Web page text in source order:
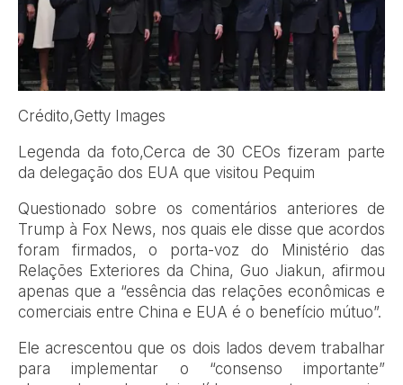
Crédito,Getty Images
Legenda da foto,Cerca de 30 CEOs fizeram parte
da delegação dos EUA que visitou Pequim
Questionado sobre os comentários anteriores de
Trump à Fox News, nos quais ele disse que acordos
foram firmados, o porta-voz do Ministério das
Relações Exteriores da China, Guo Jiakun, afirmou
apenas que a “essência das relações econômicas e
comerciais entre China e EUA é o benefício mútuo”.
Ele acrescentou que os dois lados devem trabalhar
para implementar o “consenso importante”